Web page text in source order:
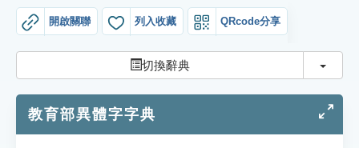
貓頭鷹博士
開啟關聯 列入收藏 QRcode分享
切換辭典 切換
教育部異體字字典